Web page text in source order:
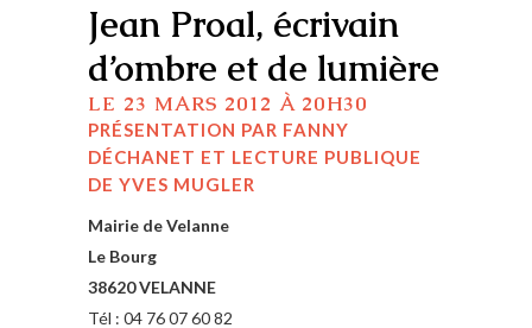
Jean Proal, écrivain
d’ombre et de lumière
LE 23 MARS 2012 À 20H30
PRÉSENTATION PAR FANNY
DÉCHANET ET LECTURE PUBLIQUE
DE YVES MUGLER
Mairie de Velanne
Le Bourg
38620 VELANNE
Tél : 04 76 07 60 82